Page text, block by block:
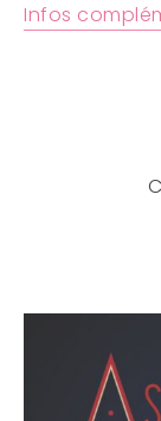
Infos